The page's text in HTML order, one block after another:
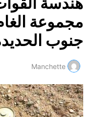
مجموعة
جنوب
Manchette